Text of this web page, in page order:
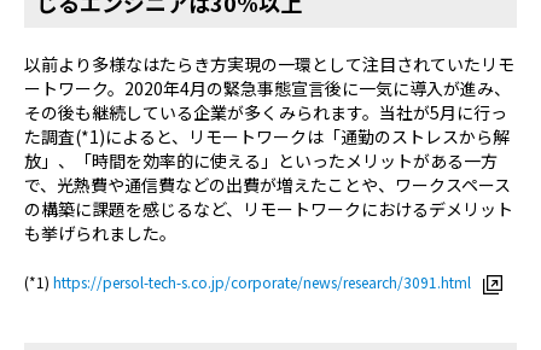
以前より多様なはたらき方実現の一環として注目されていたリモ
ートワーク。2020年4月の緊急事態宣言後に一気に導入が進み、
その後も継続している企業が多くみられます。当社が5月に行っ
た調査(*1)によると、リモートワークは「通勤のストレスから解
放」、「時間を効率的に使える」といったメリットがある一方
で、光熱費や通信費などの出費が増えたことや、ワークスペース
の構築に課題を感じるなど、リモートワークにおけるデメリット
も挙げられました。
(*1) https://persol-tech-s.co.jp/corporate/news/research/3091.html